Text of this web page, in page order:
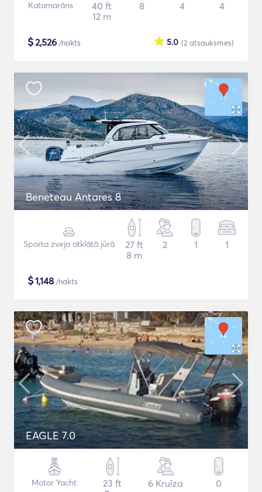
Katamarāns
40 ft
12 m
8 4 4
$2,526 /nakts (2 atsauksmes)
5.0
Beneteau Antares 8
Sporta zveja atklātā jūrā
27 ft
8 m
2 1 1
$1,148 /nakts
EAGLE 7.0
Motor Yacht
23 ft
6 Kruīza 0